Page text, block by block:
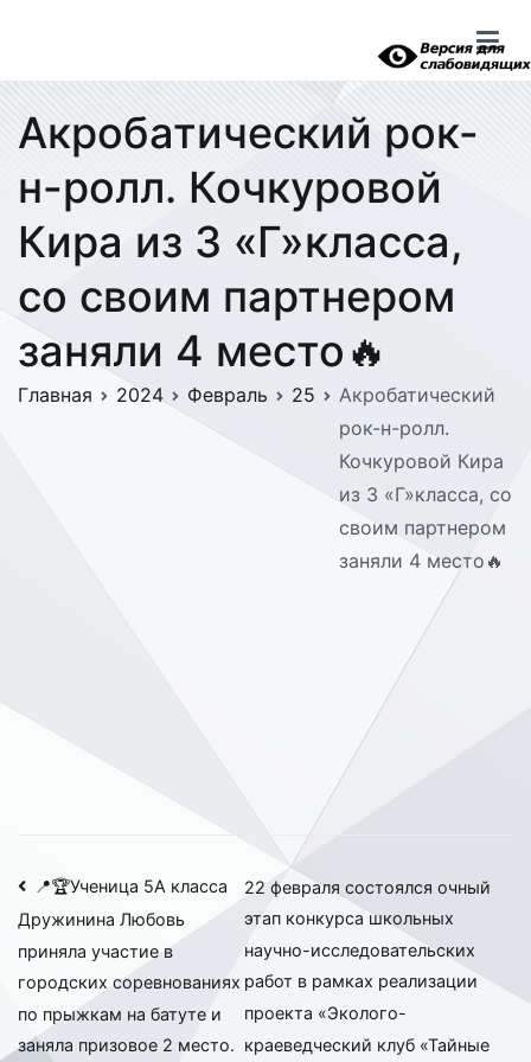
Акробатический рок-
н-ролл. Кочкуровой
Кира из 3 «Г»класса,
со своим партнером
заняли 4 место🔥
Главная 2024 Февраль 25
Акробатический
рок-н-ролл.
Кочкуровой Кира
из 3 «Г»класса, со
своим партнером
заняли 4 место🔥
Навигация
по
записям
📍🏆Ученица 5А класса
Дружинина Любовь
приняла участие в
городских соревнованиях
по прыжкам на батуте и
заняла призовое 2 место.
22 февраля состоялся очный
этап конкурса школьных
научно-исследовательских
работ в рамках реализации
проекта «Эколого-
краеведческий клуб «Тайные